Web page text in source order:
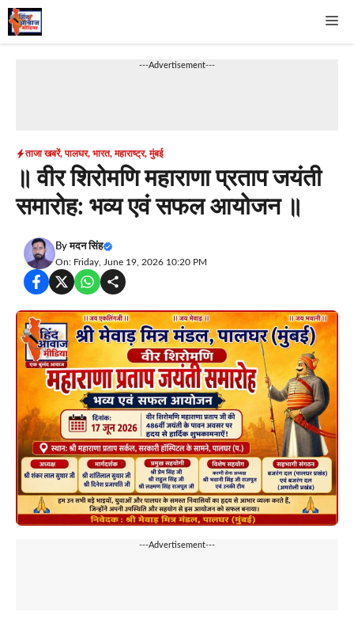
Skip
to
---Advertisement---
ताजा खबरें,पालघर, भारत,महाराष्ट्र,मुंबई
॥ वीर शिरोमणि महाराणा प्रताप जयंती
समारोह: भव्य एवं सफल आयोजन ॥
Byमदन सिंह
On: Friday, June 19, 2026 10:20 PM
---Advertisement---